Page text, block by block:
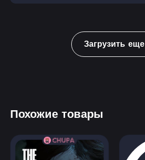
Загрузить еще
Похожие товары